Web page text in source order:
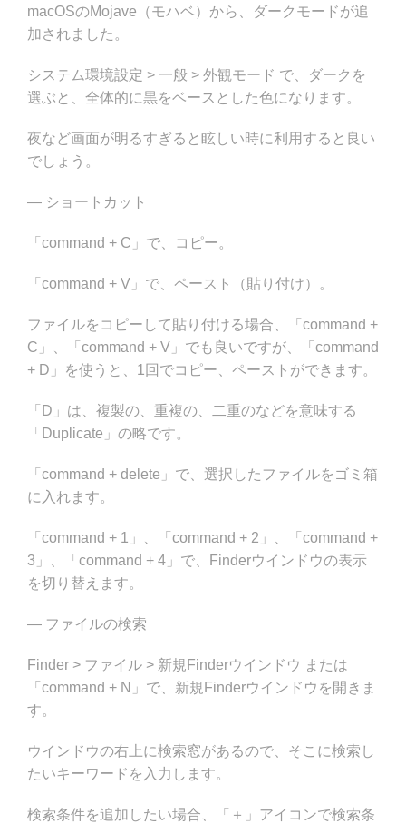
macOSのMojave（モハベ）から、ダークモードが追
加されました。
システム環境設定 > 一般 > 外観モード で、ダークを
選ぶと、全体的に黒をベースとした色になります。
夜など画面が明るすぎると眩しい時に利用すると良い
でしょう。
— ショートカット
「command + C」で、コピー。
「command + V」で、ペースト（貼り付け）。
ファイルをコピーして貼り付ける場合、「command +
C」、「command + V」でも良いですが、「command
+ D」を使うと、1回でコピー、ペーストができます。
「D」は、複製の、重複の、二重のなどを意味する
「Duplicate」の略です。
「command + delete」で、選択したファイルをゴミ箱
に入れます。
「command + 1」、「command + 2」、「command +
3」、「command + 4」で、Finderウインドウの表示
を切り替えます。
— ファイルの検索
Finder > ファイル > 新規Finderウインドウ または
「command + N」で、新規Finderウインドウを開きま
す。
ウインドウの右上に検索窓があるので、そこに検索し
たいキーワードを入力します。
検索条件を追加したい場合、「＋」アイコンで検索条